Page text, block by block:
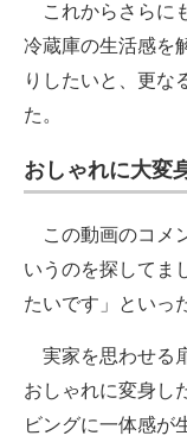
これからさらに
冷蔵庫の生活感を
りしたいと、更な
た。
おしゃれに大変
この動画のコメ
いうのを探してま
たいです」といっ
実家を思わせる
おしゃれに変身し
ビングに一体感が